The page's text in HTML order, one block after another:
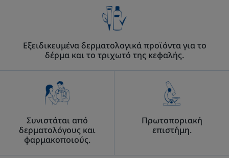
Εξειδικευμένα δερματολογικά προϊόντα για το
δέρμα και το τριχωτό της κεφαλής.
Συνιστάται από
δερματολόγους και
φαρμακοποιούς.
Πρωτοποριακή
επιστήμη.